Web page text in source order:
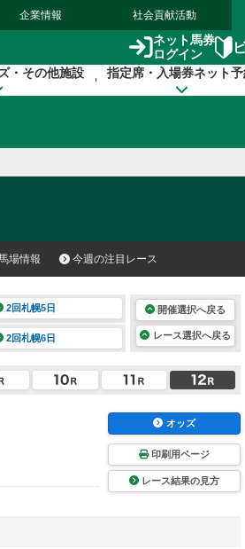
企業情報 社会貢献活動
ネット馬券
ログイン
・その他施設 指定席・入場券ネット
場情報 今週の注目レース
2回札幌5日
2回札幌6日
開催選択へ戻る
レース選択へ戻る
オッズ
印刷用ページ
レース結果の見方